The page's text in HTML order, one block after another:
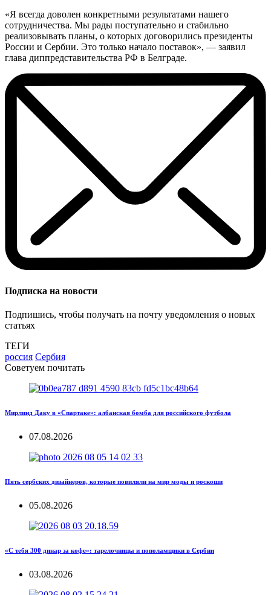
«Я всегда доволен конкретными результатами нашего
сотрудничества. Мы рады поступательно и стабильно
реализовывать планы, о которых договорились президенты
России и Сербии. Это только начало поставок», — заявил
глава диппредставительства РФ в Белграде.
Подписка на новости
Подпишись, чтобы получать на почту уведомления о новых
статьях
ТЕГИ
россия Сербия
Советуем почитать
Мирлинд Даку в «Спартаке»: албанская бомба для российского футбола
07.08.2026
Пять сербских дизайнеров, которые повиляли на мир моды и роскоши
05.08.2026
«С тебя 300 динар за кофе»: тарелочницы и пополамщики в Сербии
03.08.2026